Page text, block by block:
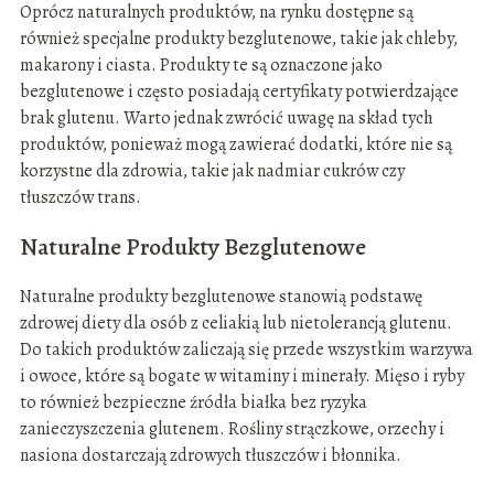
Oprócz naturalnych produktów, na rynku dostępne są
również specjalne produkty bezglutenowe, takie jak chleby,
makarony i ciasta. Produkty te są oznaczone jako
bezglutenowe i często posiadają certyfikaty potwierdzające
brak glutenu. Warto jednak zwrócić uwagę na skład tych
produktów, ponieważ mogą zawierać dodatki, które nie są
korzystne dla zdrowia, takie jak nadmiar cukrów czy
tłuszczów trans.
Naturalne Produkty Bezglutenowe
Naturalne produkty bezglutenowe stanowią podstawę
zdrowej diety dla osób z celiakią lub nietolerancją glutenu.
Do takich produktów zaliczają się przede wszystkim warzywa
i owoce, które są bogate w witaminy i minerały. Mięso i ryby
to również bezpieczne źródła białka bez ryzyka
zanieczyszczenia glutenem. Rośliny strączkowe, orzechy i
nasiona dostarczają zdrowych tłuszczów i błonnika.